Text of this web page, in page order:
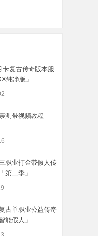
卡复古传奇版本服
纯净版」
测带视频教程
职业打金带假人传
第二季」
古单职业公益传奇
能假人」